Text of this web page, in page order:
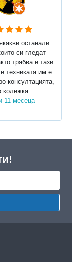
останали
си гледат
трябва е тази
техниката им е
консултацията,
колежка...
11 месеца